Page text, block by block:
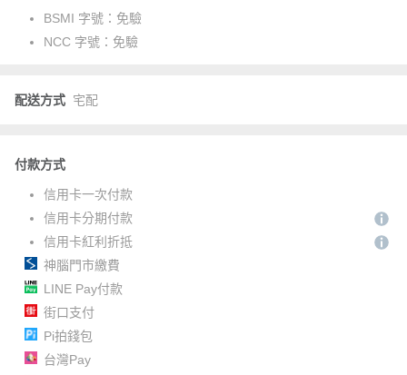
BSMI 字號： 免驗
NCC 字號： 免驗
配送方式 宅配
付款方式
信用卡一次付款
信用卡分期付款
信用卡紅利折抵
神腦門市繳費
LINE Pay付款
街口支付
Pi拍錢包
台灣Pay